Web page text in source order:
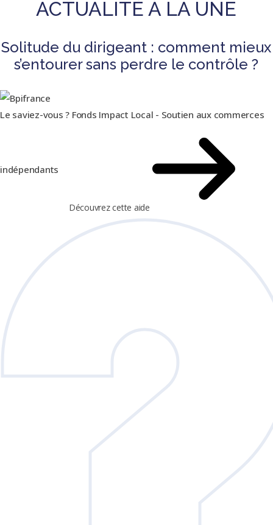
ACTUALITÉ À LA UNE
Solitude du dirigeant : comment mieux
s’entourer sans perdre le contrôle ?
Le saviez-vous ? Fonds Impact Local - Soutien aux commerces
indépendants
Découvrez cette aide